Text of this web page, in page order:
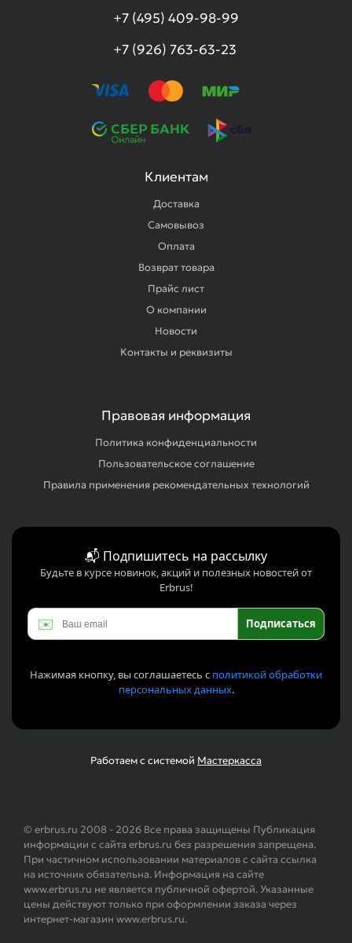
+7 (495) 409-98-99
+7 (926) 763-63-23
Клиентам
Доставка
Самовывоз
Оплата
Возврат товара
Прайс лист
О компании
Новости
Контакты и реквизиты
Правовая информация
Политика конфиденциальности
Пользовательское соглашение
Правила применения рекомендательных технологий
📬 Подпишитесь на рассылку
Будьте в курсе новинок, акций и полезных новостей от
Erbrus!
✉️ Подписаться
Нажимая кнопку, вы соглашаетесь с политикой обработки
персональных данных.
Работаем с системой Мастеркасса
© erbrus.ru 2008 - 2026 Все права защищены Публикация
информации с сайта erbrus.ru без разрешения запрещена.
При частичном использовании материалов с сайта ссылка
на источник обязательна. Информация на сайте
www.erbrus.ru не является публичной офертой. Указанные
цены действуют только при оформлении заказа через
интернет-магазин www.erbrus.ru.